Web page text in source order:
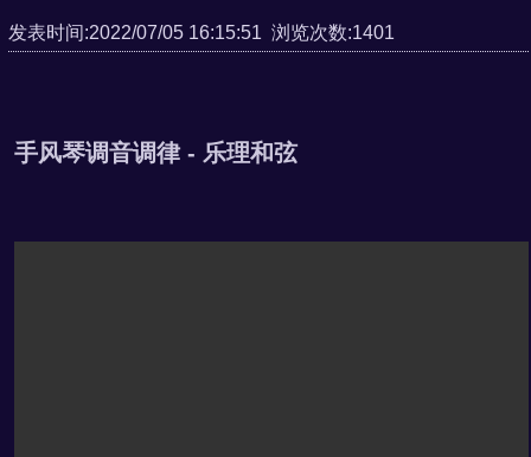
发表时间:2022/07/05 16:15:51 浏览次数:1401
手风琴调音调律 - 乐理和弦